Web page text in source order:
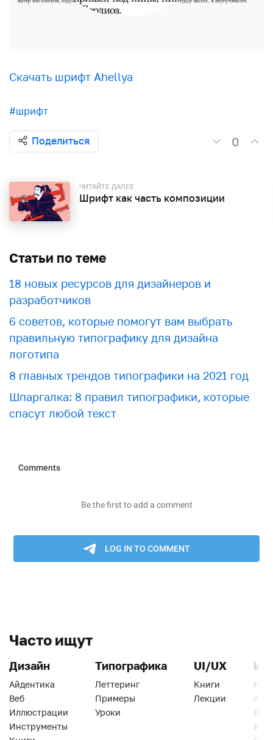
Скачать шрифт Ahellya
#шрифт
Поделиться 0
ЧИТАЙТЕ ДАЛЕЕ
Шрифт как часть композиции
Статьи по теме
18 новых ресурсов для дизайнеров и
разработчиков
6 советов, которые помогут вам выбрать
правильную типографику для дизайна
логотипа
8 главных трендов типографики на 2021 год
Шпаргалка: 8 правил типографики, которые
спасут любой текст
Часто ищут
Дизайн
Айдентика
Веб
Иллюстрации
Инструменты
Типографика
Леттеринг
Примеры
Уроки
UI/UX
Книги
Лекции
Веб